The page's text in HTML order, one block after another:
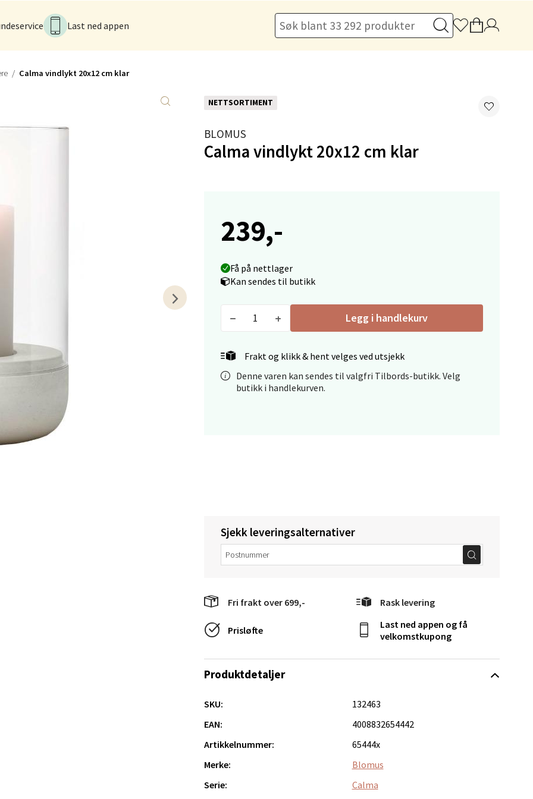
Last ned appen
Calma vindlykt 20x12 cm klar
NETTSORTIMENT
BLOMUS
Calma vindlykt 20x12 cm klar
239,-
Få på nettlager
Kan sendes til butikk
Legg i handlekurv
Frakt og klikk & hent velges ved utsjekk
Denne varen kan sendes til valgfri Tilbords-butikk. Velg
butikk i handlekurven.
Sjekk leveringsalternativer
Fri frakt over 699,- Rask levering
Prisløfte
Last ned appen og få
velkomstkupong
Produktdetaljer
SKU:
132463
EAN:
4008832654442
Artikkelnummer:
65444x
Merke:
Blomus
Serie:
Calma
og Sandnes - Kilden Senter
10-20
- Markens
vei 38, 0594 Oslo
Vel
g